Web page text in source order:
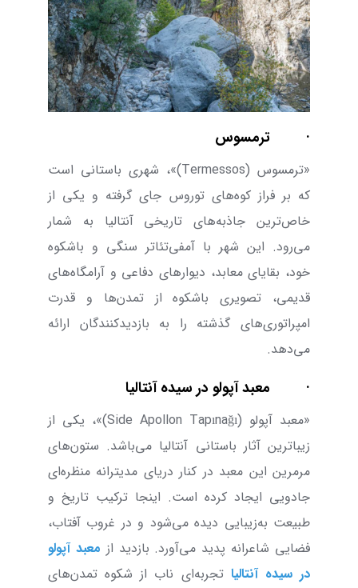
· ترمسوس
«ترمسوس (Termessos)»، شهری باستانی است
که بر فراز کوه‌های توروس جای گرفته و یکی از
خاص‌ترین جاذبه‌های تاریخی آنتالیا به شمار
می‌رود. این شهر با آمفی‌تئاتر سنگی و باشکوه
خود، بقایای معابد، دیوارهای دفاعی و آرامگاه‌های
قدیمی، تصویری باشکوه از تمدن‌ها و قدرت‌
امپراتوری‌های گذشته را به بازدیدکنندگان ارائه
می‌دهد.
· معبد آپولو در سیده آنتالیا
«معبد آپولو (Side Apollon Tapınağı)»، یکی از
زیباترین آثار باستانی آنتالیا می‌باشد. ستون‌های
مرمرین این معبد در کنار دریای مدیترانه منظره‌ای
جادویی ایجاد کرده است. اینجا ترکیب تاریخ و
طبیعت به‌زیبایی دیده می‌‌شود و در غروب آفتاب،
فضایی شاعرانه پدید می‌آورد. بازدید از معبد آپولو
در سیده آنتالیا تجربه‌ای ناب از شکوه تمدن‌های